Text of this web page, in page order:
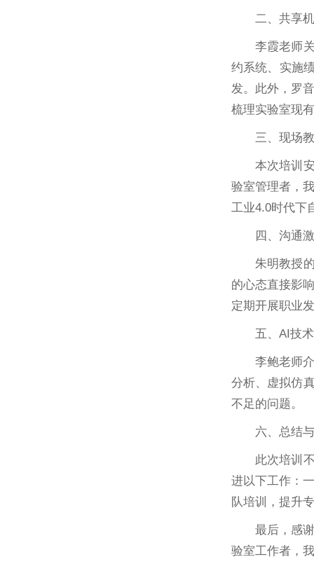
二、共享
李霞老师
约系统、实施
发。此外，罗
梳理实验室现
三、现场
本次培训
验室管理者，
工业4.0时代下
四、沟通
朱明教授
的心态直接影
定期开展职业
五、AI技
李鲍老师
分析、虚拟仿
不足的问题。
六、总结
此次培训
进以下工作：
队培训，提升
最后，感
验室工作者，